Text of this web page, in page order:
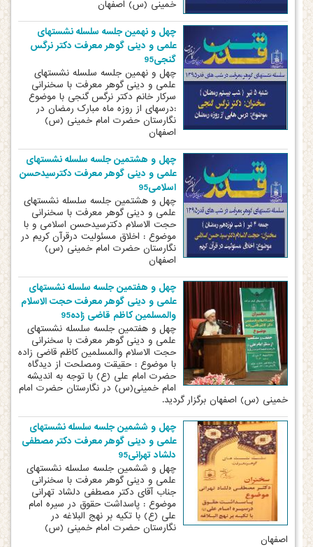
خمینی (س) اصفهان
چهل و نهمین جلسه سلسله نشستهای
علمی و دینی گوهر معرفت دکتر نرگس
گنجی95
چهل و نهمین جلسه سلسله نشستهای
علمی و دینی گوهر معرفت با سخنرانی
سرکار خانم دکتر نرگس گنجی با موضوع
:درسهای از روزه ماه مبارک رمضان در
نگارستان حضرت امام خمینی (س)
اصفهان
چهل و هشتمین جلسه سلسله نشستهای
علمی و دینی گوهر معرفت دکترسیدحسن
اسلامی95
چهل و هشتمین جلسه سلسله نشستهای
علمی و دینی گوهر معرفت با سخنرانی
حجت الاسلام دکترسیدحسن اسلامی و با
موضوع : اخلاق مسئولیت درقرآن کریم در
نگارستان حضرت امام خمینی (س)
اصفهان
چهل و هفتمین جلسه سلسله نشستهای
علمی و دینی گوهر معرفت حجت الاسلام
والمسلمین کاظم قاضی زاده95
چهل و هفتمین جلسه سلسله نشستهای
علمی و دینی گوهر معرفت با سخنرانی
حجت الاسلام والمسلمین کاظم قاضی زاده
با موضوع : حقیقت ومصلحت از دیدگاه
حضرت امام علی (ع) با توجه به اندیشه
امام خمینی(س) در نگارستان حضرت امام
خمینی (س) اصفهان برگزار گردید.
چهل و ششمین جلسه سلسله نشستهای
علمی و دینی گوهر معرفت دکتر مصطفی
دلشاد تهرانی95
چهل و ششمین جلسه سلسله نشستهای
علمی و دینی گوهر معرفت با سخنرانی
جناب آقای دکتر مصطفی دلشاد تهرانی
موضوع : پاسداشت حقوق در سیره امام
علی (ع) با تکیه بر نهج البلاغه در
نگارستان حضرت امام خمینی (س)
اصفهان